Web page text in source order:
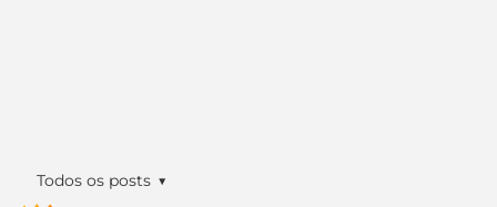
Todos os posts